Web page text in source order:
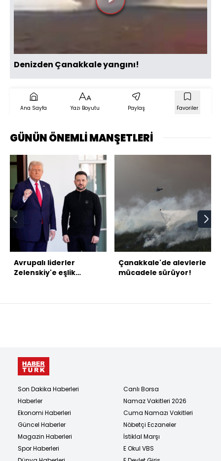
Videoyu
Denizden Çanakkale yangını!
Ana Sayfa Yazı Boyutu Paylaş Favoriler
GÜNÜN ÖNEMLİ MANŞETLERİ
Avrupalı liderler
Zelenskiy'e eşlik
Çanakkale'de alevlerle
mücadele sürüyor!
Son Dakika Haberleri
Haberler
Ekonomi Haberleri
Güncel Haberler
Magazin Haberleri
Spor Haberleri
Canlı Borsa
Namaz Vakitleri 2026
Cuma Namazı Vakitleri
Nöbetçi Eczaneler
İstiklal Marşı
E Okul VBS